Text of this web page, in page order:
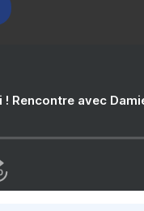
Rencontre avec